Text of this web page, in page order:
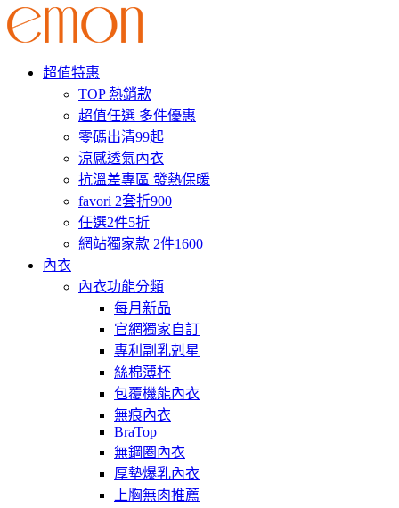
超值特惠
TOP 熱銷款
超值任選 多件優惠
零碼出清99起
涼感透氣內衣
抗溫差專區 發熱保暖
favori 2套折900
任選2件5折
網站獨家款 2件1600
內衣
內衣功能分類
每月新品
官網獨家自訂
專利副乳剋星
絲棉薄杯
包覆機能內衣
無痕內衣
BraTop
無鋼圈內衣
厚墊爆乳內衣
上胸無肉推薦